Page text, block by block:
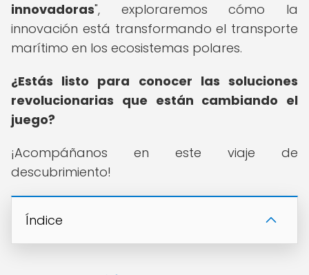
innovadoras", exploraremos cómo la
innovación está transformando el transporte
marítimo en los ecosistemas polares.
¿Estás listo para conocer las soluciones
revolucionarias que están cambiando el
juego?
¡Acompáñanos en este viaje de
descubrimiento!
Índice